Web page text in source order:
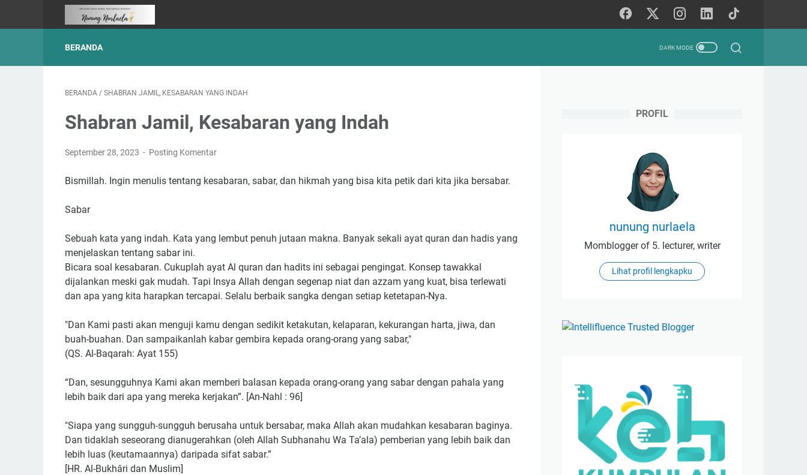
BERANDA
BERANDA / SHABRAN JAMIL, KESABARAN YANG INDAH
Shabran Jamil, Kesabaran yang Indah
September 28, 2023 Posting Komentar
Bismillah. Ingin menulis tentang kesabaran, sabar, dan hikmah yang bisa kita petik dari kita jika bersabar.
Sabar
Sebuah kata yang indah. Kata yang lembut penuh jutaan makna. Banyak sekali ayat quran dan hadis yang
menjelaskan tentang sabar ini.
Bicara soal kesabaran. Cukuplah ayat Al quran dan hadits ini sebagai pengingat. Konsep tawakkal
dijalankan meski gak mudah. Tapi Insya Allah dengan segenap niat dan azzam yang kuat, bisa terlewati
dan apa yang kita harapkan tercapai. Selalu berbaik sangka dengan setiap ketetapan-Nya.
"Dan Kami pasti akan menguji kamu dengan sedikit ketakutan, kelaparan, kekurangan harta, jiwa, dan
buah-buahan. Dan sampaikanlah kabar gembira kepada orang-orang yang sabar,"⠀
(QS. Al-Baqarah: Ayat 155)⠀⠀
“Dan, sesungguhnya Kami akan memberi balasan kepada orang-orang yang sabar dengan pahala yang
lebih baik dari apa yang mereka kerjakan”. [An-Nahl : 96]
"Siapa yang sungguh-sungguh berusaha untuk bersabar, maka Allah akan mudahkan kesabaran baginya.
Dan tidaklah seseorang dianugerahkan (oleh Allah Subhanahu Wa Ta’ala) pemberian yang lebih baik dan
lebih luas (keutamaannya) daripada sifat sabar.” ⠀
[HR. Al-Bukhâri dan Muslim]
PROFIL
nunung nurlaela
Momblogger of 5. lecturer, writer
Lihat profil lengkapku